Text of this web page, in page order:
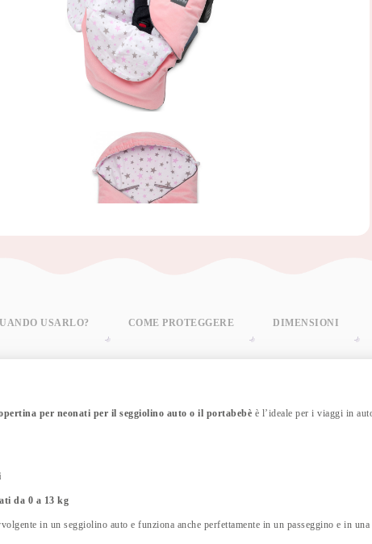
USARLO? COME PROTEGGERE DIMENSIONI
per neonati per il seggiolino auto o il portabebè è l’ideale per i viaggi in
da 0 a 13 kg
in un seggiolino auto e funziona anche perfettamente in un passeggino e in una